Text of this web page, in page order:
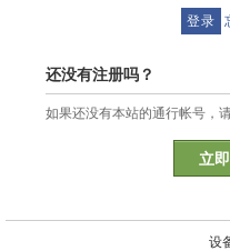
还没有注册吗？
如果还没有本站的通行帐号，
立
设